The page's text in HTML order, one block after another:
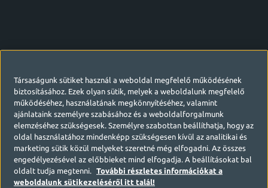
Társaságunk sütiket használ a weboldal megfelelő működésének
biztosításához. Ezek olyan sütik, melyek a weboldalunk megfelelő
működéséhez, használatának megkönnyítéséhez, valamint
ajánlataink személyre szabásához és a weboldalforgalmunk
elemzéséhez szükségesek. Személyre szabottan beállíthatja, hogy az
oldal használatához mindenképp szükségesen kívül az analitikai és
marketing sütik közül melyeket szeretné még elfogadni. Az összes
engedélyezésével az előbbieket mind elfogadja. A beállításokat bal
oldalt tudja megtenni.
További részletes információkat a
weboldalunk sütikezeléséről itt talál!